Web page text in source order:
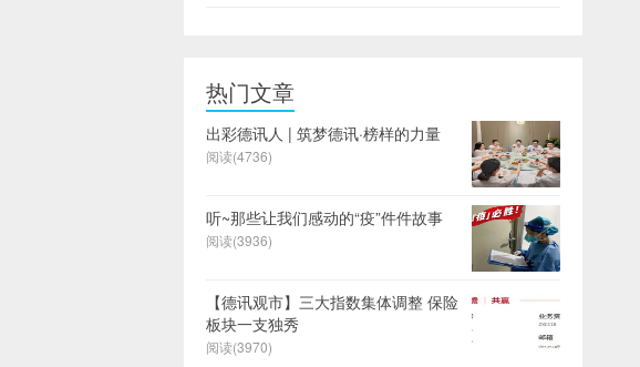
热门文章
出彩德讯人 | 筑梦德讯·榜样的力量
阅读(4736)
听~那些让我们感动的“疫”件件故事
阅读(3936)
【德讯观市】三大指数集体调整 保险
板块一支独秀
阅读(3970)